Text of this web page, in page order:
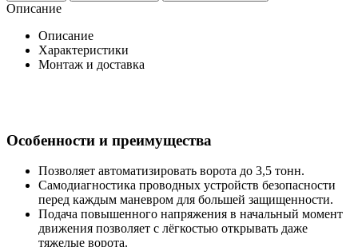
Описание
Описание
Характеристики
Монтаж и доставка
Особенности и преимущества
Позволяет автоматизировать ворота до 3,5 тонн.
Самодиагностика проводных устройств безопасности
перед каждым маневром для большей защищенности.
Подача повышенного напряжения в начальный момент
движения позволяет с лёгкостью открывать даже
тяжелые ворота.